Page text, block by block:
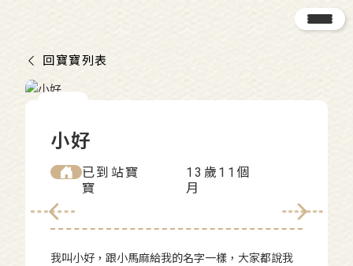
回寶寶列表
小好
已到站寶
寶
13歲11個
月
我叫小好，跟小馬麻給我的名字一樣，大家都說我